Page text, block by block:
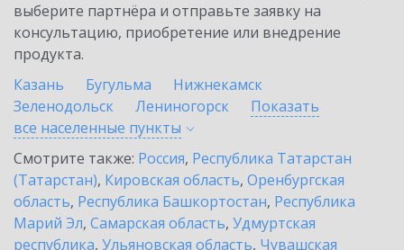
выберите партнёра и отправьте заявку на
консультацию, приобретение или внедрение
продукта.
Казань
Бугульма
Нижнекамск
Зеленодольск
Лениногорск
Показать
все населенные пункты
Смотрите также: Россия, Республика Татарстан
(Татарстан), Кировская область, Оренбургская
область, Республика Башкортостан, Республика
Марий Эл, Самарская область, Удмуртская
республика, Ульяновская область, Чувашская